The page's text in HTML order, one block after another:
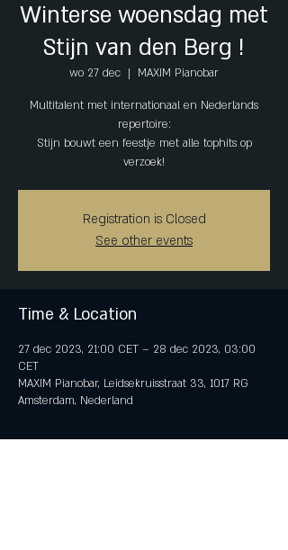
Winterse woensdag met
Stijn van den Berg !
wo 27 dec
  |
MAXIM Pianobar
Multitalent met internationaal en Nederlands
repertoire:
Stijn bouwt een feestje met alle tophits op
verzoek!
Registration is Closed
See other events
Time & Location
27 dec 2023, 21:00 CET – 28 dec 2023, 03:00
CET
MAXIM Pianobar, Leidsekruisstraat 33, 1017 RG
Amsterdam, Nederland